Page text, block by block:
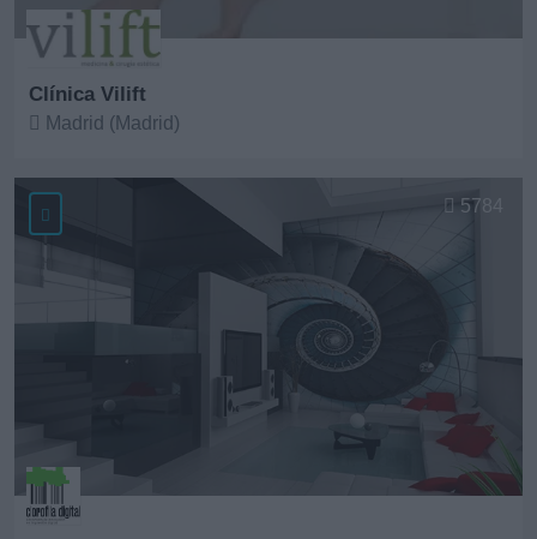
Clínica Vilift
Madrid (Madrid)
5784